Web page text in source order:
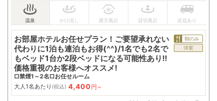
お部屋ホテルお任せプラン！ご要望承れない
代わりに1泊も連泊もお得(^^)/1名でも2名で
もベッド1台か2段ベッドになる可能性あり!!
価格重視のお客様へオススメ!
□禁煙1～2名□お任せルーム
朝のみ
洋室
大人1名あたり (税込) 4,400 円~